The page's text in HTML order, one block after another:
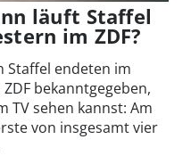
läuft Staffel
im ZDF?
Staffel endeten im
bekanntgegeben,
TV sehen kannst: Am
von insgesamt vier